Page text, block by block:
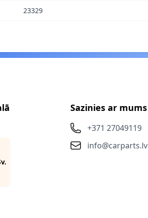
23329
Sazinies ar mums
+371 27049119
info@carparts.lv